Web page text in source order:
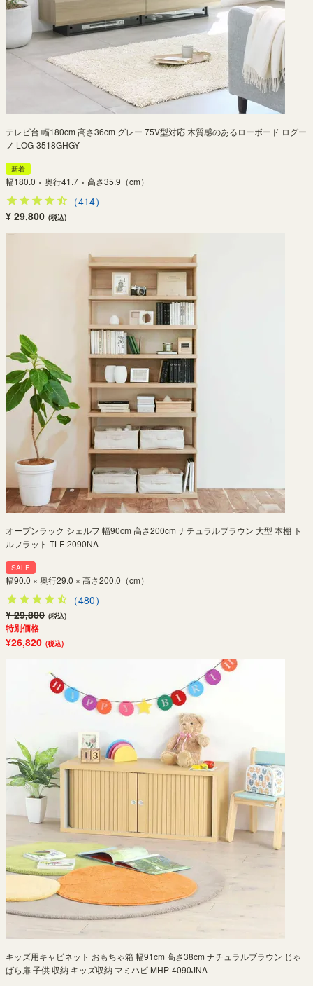
テレビ台 幅180cm 高さ36cm グレー 75V型対応 木質感のあるローボード ログー
ノ LOG-3518GHGY
新着
幅180.0 × 奥行41.7 × 高さ35.9（cm）
（414）
¥ 29,800 (税込)
オープンラック シェルフ 幅90cm 高さ200cm ナチュラルブラウン 大型 本棚 ト
ルフラット TLF-2090NA
SALE
幅90.0 × 奥行29.0 × 高さ200.0（cm）
（480）
¥ 29,800 (税込)
特別価格
¥26,820 (税込)
キッズ用キャビネット おもちゃ箱 幅91cm 高さ38cm ナチュラルブラウン じゃ
ばら扉 子供 収納 キッズ収納 マミハピ MHP-4090JNA